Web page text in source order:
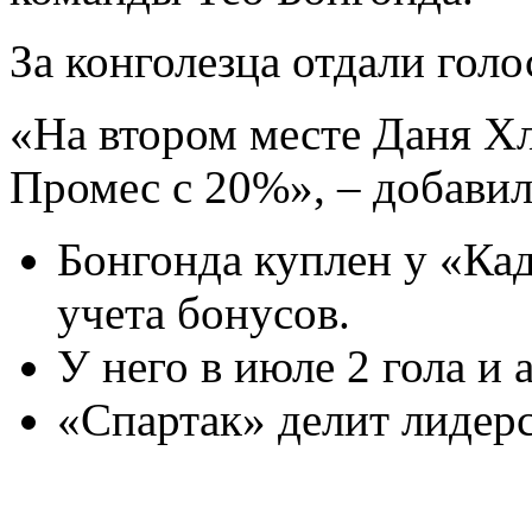
За конголезца отдали
«На втором месте Даня
Промес с 20%», –
Бонгонда куплен у
учета бонусов.
У него в июле 2 гола и
«Спартак» делит